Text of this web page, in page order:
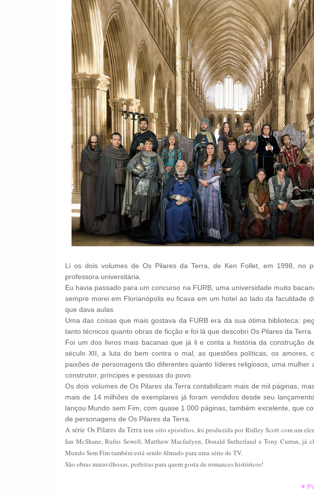
Li os dois volumes de Os Pilares da Terra, de Ken Follet, em 1998, no
professora universitária.
Eu havia passado para um concurso na FURB, uma universidade muito
sempre morei em Florianópolis eu ficava em um hotel ao lado da faculdade
que dava aulas.
Uma das coisas que mais gostava da FURB era da sua ótima biblioteca:
tanto técnicos quanto obras de ficção e foi lá que descobri Os Pilares da Terra.
Foi um dos livros mais bacanas que já li e conta a história da construção
século XII, a luta do bem contra o mal, as questões políticas, os amores,
paixões de personagens tão diferentes quanto líderes religiosos, uma mulher
construtor, príncipes e pessoas do povo.
Os dois volumes de Os Pilares da Terra contabilizam mais de mil páginas,
mais de 14 milhões de exemplares já foram vendidos desde seu
lançou Mundo sem Fim, com quase 1.000 páginas, também excelente, que
de personagens de Os Pilares da Terra.
A série Os Pilares da Terratem oito episódios, foi produzida por Ridley Scott com um
Ian McShane, Rufus Sewell, Matthew Macfadyen, Donald Sutherland e Tony Curran, já
Mundo Sem Fim também está sendo filmado para uma série de TV.
São obras maravilhosas, perfeitas para quem gosta de romances históricos!
♥